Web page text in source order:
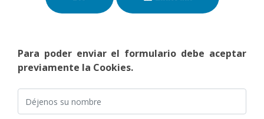
Para poder enviar el formulario debe aceptar
previamente la Cookies.